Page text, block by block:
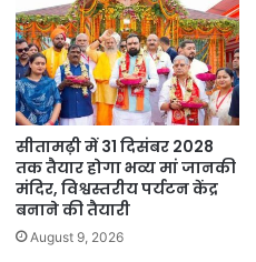
सीतामढ़ी में 31 दिसंबर 2028
तक तैयार होगा भव्य मां जानकी
मंदिर, विश्वस्तरीय पर्यटन केंद्र
बनाने की तैयारी
August 9, 2026